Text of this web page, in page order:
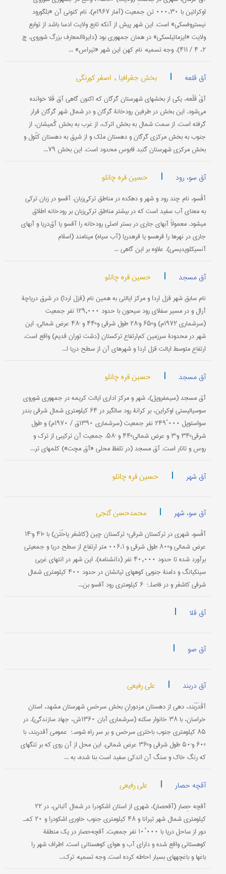
اوکرائین با ۰۰۰،۳۰ تن جمعیت (آمار ۱۹۶۷م). نام کنونی آن «بلگورود
نیستروفسکی» است. این شهر پیش از آنکه تابع ولایت ادسا باشد از توابع
ولایت «ایزمائیلسکی» در همان جمهوری بود (دایرةالمعارف بزرگ شوروی، چ
۲، ۴ / ۴۱۱). وجه تسمیه: نام کهن این شهر «تیراس» ...
آق قلعه | بخش جغرافیا , اصغر کورنگی
آقْ قَلْعه، یكی از بخشهای شهرستان گرگان كه اكنون گاهی آق قَلا خوانده
می‌شود. این بخش در طرفین رودخانۀ گرگان و در شمال شهر گرگان قرار
گرفته است. از سمت شمال به بخش اترك، از غرب به بخش گُمیشان، از
جنوب به بخش مركزی گرگان و دهستان ملك و از شرق به دهستان كَتُول و
بخش مركزی شهرستان گنبد قابوس محدود است. این بخش ۷۹...
آق سو، رود | حسین قره چانلو
آقْ‎سو، نام چند رود و شهر و دهکده در مناطق ترکی‌زبان. آق‎سو در زبان ترکی
به معنای آب سفید است که در بیشتر مناطق ترکی‌زبان بر رودخانه اطلاق
می‎شود. معمولاً آبهای جاری در بستر اصلی رودخانه را آق‎سو یا آق‌دریا و آبهای
جاری در نهرها را قره‎سو یا قره‎دریا (آب سیاه) می‎نامند (اسلام
آنسیکلوپدیسی). علاوه بر این گاهی ...
آق مسجد | حسین قره چانلو
نام سابق شهر قزل اردا و مرکز ایالتی به همین نام (قزل اردا) در شرق دریاچۀ
آرال و در مسیر سفلای رود سیحون با حدود ۱۲۹,۰۰۰ نفر جمعیت
(سرشماری ۱۹۷۲م) و°۶۵ و´۲۸ طول شرقی و°۴۴ و ´۴۸ عرض شمالی. این
شهر در محدودۀ سرزمین کم‌ارتفاع ترکستان (دشت توران قدیم) واقع است.
ارتفاع متوسط ایالت قزل اردا و شهرهای آن از سطح دریا ا...
آق مسجد | حسین قره چانلو
آق مسجد (سیمفروپل)، شهر و مرکز اداری ایالت کریمه در جمهوری شوروی
سوسیالیستی اوکراین، بر کرانۀ رود سالگیر در ۶۴ کیلومتری شمال شرقی بندر
سواستوپل ۰۰۰‘۲۴۹ نفر جمعیت (سرشماری ۱۳۹۰ق / ۱۹۷۰م) و طول
شرقی°۳۴ و´۳ و عرض شمالی°۴۴ و ´۵۸. جمعیت آن ترکیبی از ترک و
روس و تاتار است. آق مسجد (در تلفظ محلی «آق مچت») کلمه‎ای تر...
آق شهر | حسین قره چانلو
آق سو، شهر | محمدحسن گنجی
آقْ‎سو، شهری در ترکستان شرقی؛ ترکستان چین (کاشغر یاخُتَن) با °۴۱ و´۱۴
عرض شمالی و°۸۰ طول شرقی و ۰۰۶،۱ متر ارتفاع از سطح دریا و جمعیتی
برآورد شده تا حدود ۴۰,۰۰۰ نفر (دانشنامه). این شهر در انتهای غربی
سین‎کیانگ و دامنۀ جنوبی کوههای تیان‎شان در حدود ۴۰۰ کیلومتری شمال
شرقی کاشغر و در فاصلۂ ۶ کیلومتری رود آق‎سو بن...
آق قلا |
آق صو |
آق دربند | علی رفیعی
آقْ‎دَرْبَند، دهی از دهستان مزدورانِ بخش سرخسِ شهرستان مشهد، استان
خراسان، با ۳۸ خانوار سکنه (سرشماری آبان ۱۳۶۰ش، جهاد سازندگی). در
۸۵ کیلومتری جنوب باختری سرخس و بر سر راه شوسۂ عمومی آق‎دربند، با
°۶۰ و´۵۰ طول شرقی و°۳۶ عرض شمالی. این محل از آن روی که بر تنگه‎ای
که رنگ خاک و سنگ آن اندکی سفید است بنا شده، به ...
آقچه حصار | علی رفیعی
آقچه حِصار (آق‎حصار)، شهری از استان اشکودرا در شمال آلبانی، در ۲۲
کیلومتری شمال شهر تیرانا و ۴۸ کیلومتری جنوب خاوری اشکودرا و ۲۰ کمـ
دور از ساحل دریا با ۰۰۰’۱۰ نفر جمعیت. آقچه‌حصار در یک منطقۀ
کوهستانی واقع شده و دارای آب و هوای کوهستانی است. اطراف شهر را
باغها و باغچه‎های بسیار احاطه کرده است. وجه تسمیه: ترک...